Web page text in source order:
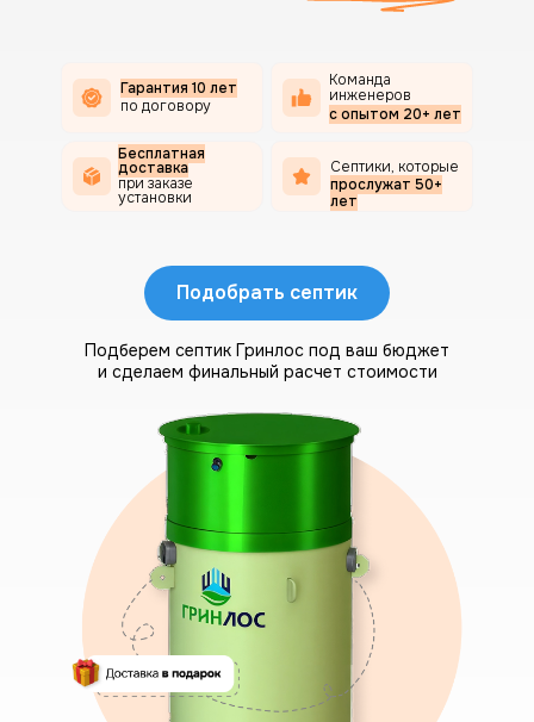
по договору
Гарантия 10 лет
с опытом 20+ лет
Команда
инженеров
прослужат 50+
лет
Септики, которые
при заказе
установки
Бесплатная
доставка
Подберем септик Гринлос под ваш бюджет
и сделаем финальный расчет стоимости
Подобрать септик